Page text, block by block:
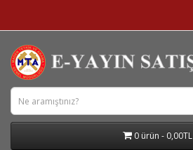
0 ürün - 0,00TL